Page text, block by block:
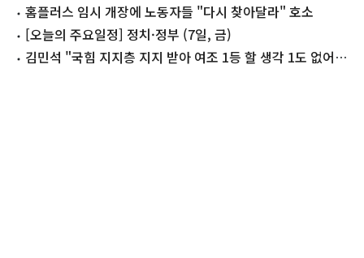
비"홈플러스 임시 개장에 노동자들 "다시 찾아달라" 호소
[오늘의 주요일정] 정치·정부 (7일, 금)
김민석 "국힘 지지층 지지 받아 여조 1등 할 생각 1도 없어"